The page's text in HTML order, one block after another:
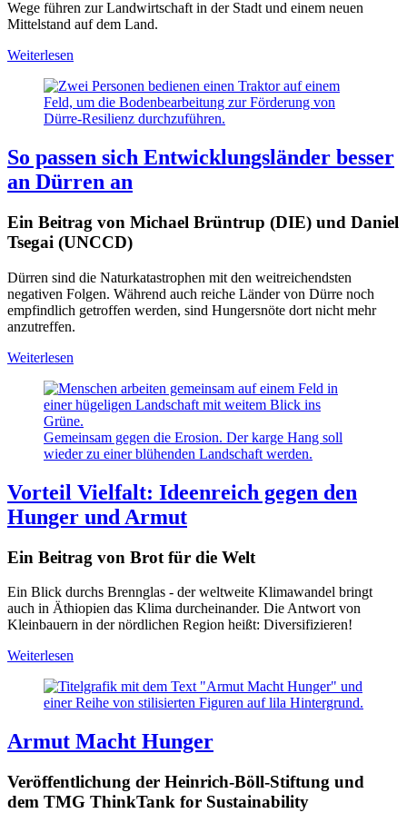
Wege führen zur Landwirtschaft in der Stadt und einem neuen
Mittelstand auf dem Land.
Weiterlesen
So passen sich Entwicklungsländer besser
an Dürren an
Ein Beitrag von Michael Brüntrup (DIE) und Daniel
Tsegai (UNCCD)
Dürren sind die Naturkatastrophen mit den weitreichendsten
negativen Folgen. Während auch reiche Länder von Dürre noch
empfindlich getroffen werden, sind Hungersnöte dort nicht mehr
anzutreffen.
Weiterlesen
Gemeinsam gegen die Erosion. Der karge Hang soll
wieder zu einer blühenden Landschaft werden.
Vorteil Vielfalt: Ideenreich gegen den
Hunger und Armut
Ein Beitrag von Brot für die Welt
Ein Blick durchs Brennglas - der weltweite Klimawandel bringt
auch in Äthiopien das Klima durcheinander. Die Antwort von
Kleinbauern in der nördlichen Region heißt: Diversifizieren!
Weiterlesen
Armut Macht Hunger
Veröffentlichung der Heinrich-Böll-Stiftung und
dem TMG ThinkTank for Sustainability